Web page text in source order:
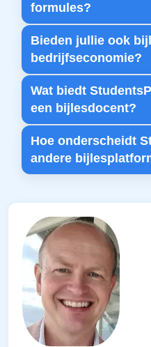
formules?
Bieden jullie ook
bedrijfseconomie?
Wat biedt
een bijlesdocent?
Hoe onderscheidt
andere